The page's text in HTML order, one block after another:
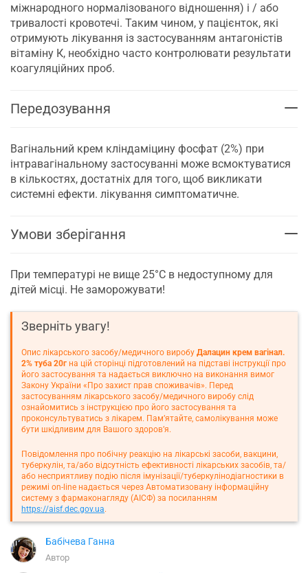
міжнародного нормалізованого відношення) і / або
тривалості кровотечі. Таким чином, у пацієнток, які
отримують лікування із застосуванням антагоністів
вітаміну К, необхідно часто контролювати результати
коагуляційних проб.
Передозування
Вагінальний крем кліндаміцину фосфат (2%) при
інтравагінальному застосуванні може всмоктуватися
в кількостях, достатніх для того, щоб викликати
системні ефекти. лікування симптоматичне.
Умови зберігання
При температурі не вище 25°C в недоступному для
дітей місці. Не заморожувати!
Зверніть увагу!
Опис лікарського засобу/медичного виробу Далацин крем вагінал.
2% туба 20г на цій сторінці підготовлений на підставі інструкції про
його застосування та надається виключно на виконання вимог
Закону України «Про захист прав споживачів». Перед
застосуванням лікарського засобу/медичного виробу слід
ознайомитись з інструкцією про його застосування та
проконсультуватись з лікарем. Пам’ятайте, самолікування може
бути шкідливим для Вашого здоров’я.
Повідомлення про побічну реакцію на лікарські засоби, вакцини,
туберкулін, та/або відсутність ефективності лікарських засобів, та/
або несприятливу подію після імунізації/туберкулінодіагностики в
режимі on-line надається через Автоматизовану інформаційну
систему з фармаконагляду (АІСФ) за посиланням
https://aisf.dec.gov.ua.
Бабічева Ганна
Автор